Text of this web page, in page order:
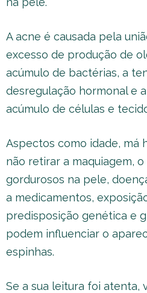
A acne é causada pela
excesso de produção de
acúmulo de bactérias, a
desregulação hormonal e
acúmulo de células e
Aspectos como idade, má
não retirar a maquiagem,
gordurosos na pele,
a medicamentos,
predisposição genética e
podem influenciar o
espinhas.
Se a sua leitura foi atenta,